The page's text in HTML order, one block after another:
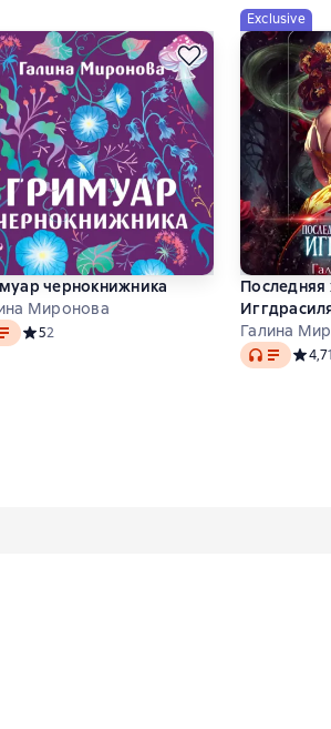
чернокнижника
Миронова
Средний рейтинг 5 на основе 2 оценок
52
Exclusive
Последняя
Галина
Audio 4,7